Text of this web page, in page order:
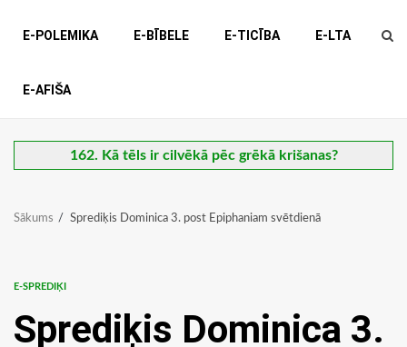
E-POLEMIKA E-BĪBELE E-TICĪBA E-LTA
E-AFIŠA
162. Kā tēls ir cilvēkā pēc grēkā krišanas?
Sākums Sprediķis Dominica 3. post Epiphaniam svētdienā
E-SPREDIĶI
Sprediķis Dominica 3.